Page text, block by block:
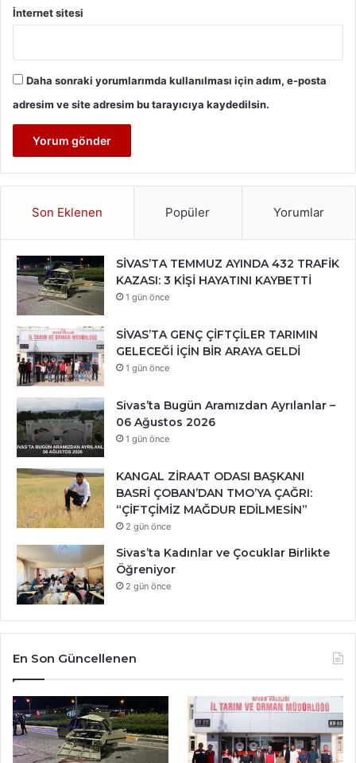
İnternet sitesi
Daha sonraki yorumlarımda kullanılması için adım, e-posta
adresim ve site adresim bu tarayıcıya kaydedilsin.
Son Eklenen Popüler Yorumlar
SİVAS’TA TEMMUZ AYINDA 432 TRAFİK
KAZASI: 3 KİŞİ HAYATINI KAYBETTİ
1 gün önce
SİVAS’TA GENÇ ÇİFTÇİLER TARIMIN
GELECEĞİ İÇİN BİR ARAYA GELDİ
1 gün önce
Sivas’ta Bugün Aramızdan Ayrılanlar –
06 Ağustos 2026
1 gün önce
KANGAL ZİRAAT ODASI BAŞKANI
BASRİ ÇOBAN’DAN TMO’YA ÇAĞRI:
“ÇİFTÇİMİZ MAĞDUR EDİLMESİN”
2 gün önce
Sivas’ta Kadınlar ve Çocuklar Birlikte
Öğreniyor
2 gün önce
En Son Güncellenen